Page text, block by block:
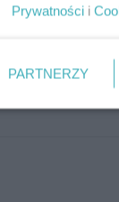
Prywatności i
PARTNERZY